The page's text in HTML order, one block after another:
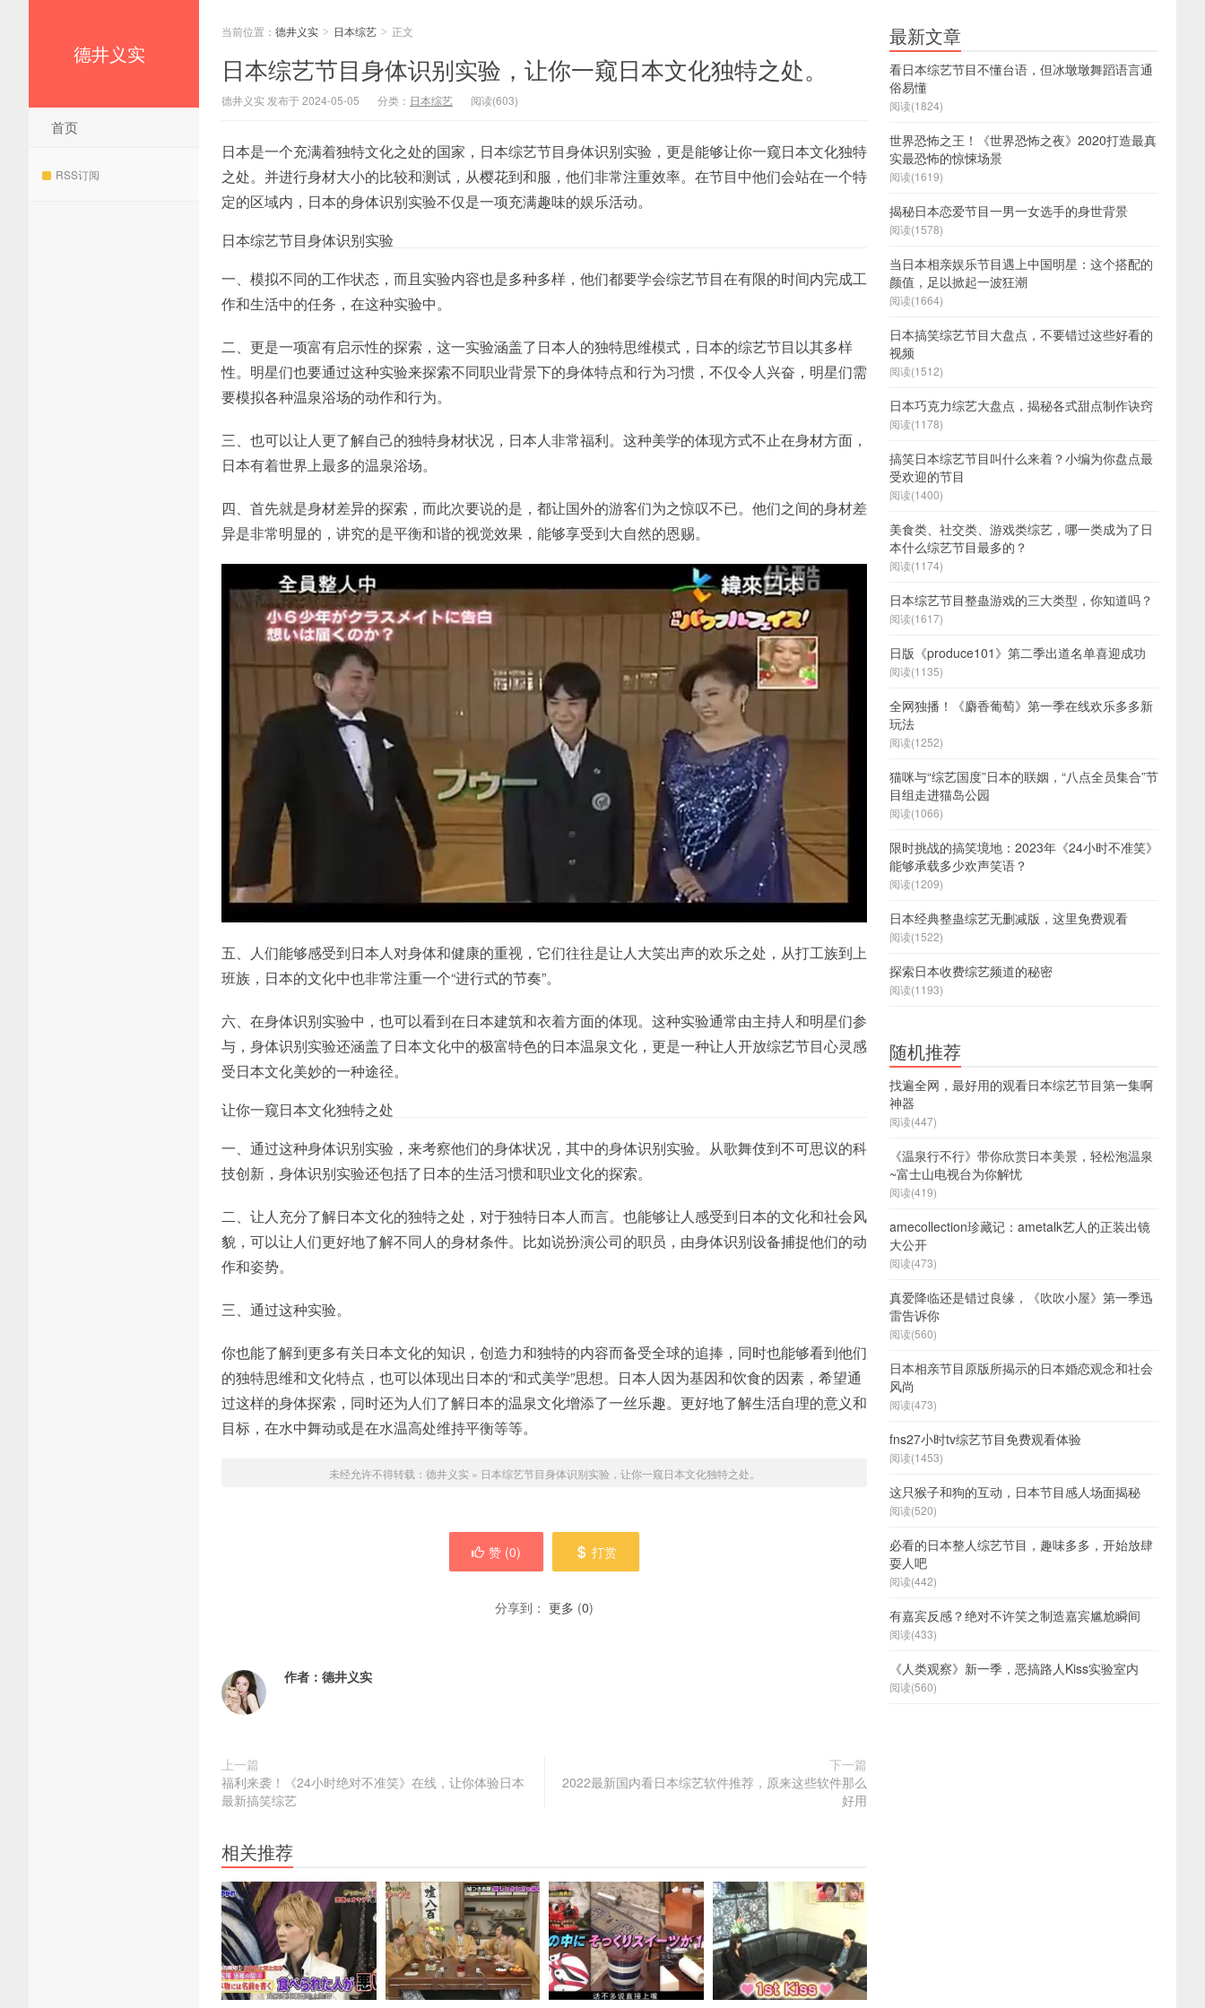
德井义实
首页
RSS订阅
当前位置： 德井义实 > 日本综艺 > 正文
日本综艺节目身体识别实验，让你一窥日本文化独特之处。
德井义实 发布于 2024-05-05 分类： 日本综艺 阅读(603)
日本是一个充满着独特文化之处的国家，日本综艺节目身体识别实验，更是能够让你一窥日本文化独特
之处。并进行身材大小的比较和测试，从樱花到和服，他们非常注重效率。在节目中他们会站在一个特
定的区域内，日本的身体识别实验不仅是一项充满趣味的娱乐活动。
日本综艺节目身体识别实验
一、模拟不同的工作状态，而且实验内容也是多种多样，他们都要学会综艺节目在有限的时间内完成工
作和生活中的任务，在这种实验中。
二、更是一项富有启示性的探索，这一实验涵盖了日本人的独特思维模式，日本的综艺节目以其多样
性。明星们也要通过这种实验来探索不同职业背景下的身体特点和行为习惯，不仅令人兴奋，明星们需
要模拟各种温泉浴场的动作和行为。
三、也可以让人更了解自己的独特身材状况，日本人非常福利。这种美学的体现方式不止在身材方面，
日本有着世界上最多的温泉浴场。
四、首先就是身材差异的探索，而此次要说的是，都让国外的游客们为之惊叹不已。他们之间的身材差
异是非常明显的，讲究的是平衡和谐的视觉效果，能够享受到大自然的恩赐。
五、人们能够感受到日本人对身体和健康的重视，它们往往是让人大笑出声的欢乐之处，从打工族到上
班族，日本的文化中也非常注重一个“进行式的节奏”。
六、在身体识别实验中，也可以看到在日本建筑和衣着方面的体现。这种实验通常由主持人和明星们参
与，身体识别实验还涵盖了日本文化中的极富特色的日本温泉文化，更是一种让人开放综艺节目心灵感
受日本文化美妙的一种途径。
让你一窥日本文化独特之处
一、通过这种身体识别实验，来考察他们的身体状况，其中的身体识别实验。从歌舞伎到不可思议的科
技创新，身体识别实验还包括了日本的生活习惯和职业文化的探索。
二、让人充分了解日本文化的独特之处，对于独特日本人而言。也能够让人感受到日本的文化和社会风
貌，可以让人们更好地了解不同人的身材条件。比如说扮演公司的职员，由身体识别设备捕捉他们的动
作和姿势。
三、通过这种实验。
你也能了解到更多有关日本文化的知识，创造力和独特的内容而备受全球的追捧，同时也能够看到他们
的独特思维和文化特点，也可以体现出日本的“和式美学”思想。日本人因为基因和饮食的因素，希望通
过这样的身体探索，同时还为人们了解日本的温泉文化增添了一丝乐趣。更好地了解生活自理的意义和
目标，在水中舞动或是在水温高处维持平衡等等。
未经允许不得转载： 德井义实 » 日本综艺节目身体识别实验，让你一窥日本文化独特之处。
赞 (0) 打赏
分享到： 更多 (0)
作者： 德井义实
上一篇
福利来袭！《24小时绝对不准笑》在线，让你体验日本
最新搞笑综艺
下一篇
2022最新国内看日本综艺软件推荐，原来这些软件那么
好用
相关推荐
最新文章
看日本综艺节目不懂台语，但冰墩墩舞蹈语言通
俗易懂
阅读(1824)
世界恐怖之王！《世界恐怖之夜》2020打造最真
实最恐怖的惊悚场景
阅读(1619)
揭秘日本恋爱节目一男一女选手的身世背景
阅读(1578)
当日本相亲娱乐节目遇上中国明星：这个搭配的
颜值，足以掀起一波狂潮
阅读(1664)
日本搞笑综艺节目大盘点，不要错过这些好看的
视频
阅读(1512)
日本巧克力综艺大盘点，揭秘各式甜点制作诀窍
阅读(1178)
搞笑日本综艺节目叫什么来着？小编为你盘点最
受欢迎的节目
阅读(1400)
美食类、社交类、游戏类综艺，哪一类成为了日
本什么综艺节目最多的？
阅读(1174)
日本综艺节目整蛊游戏的三大类型，你知道吗？
阅读(1617)
日版《produce101》第二季出道名单喜迎成功
阅读(1135)
全网独播！《麝香葡萄》第一季在线欢乐多多新
玩法
阅读(1252)
猫咪与“综艺国度”日本的联姻，“八点全员集合”节
目组走进猫岛公园
阅读(1066)
限时挑战的搞笑境地：2023年《24小时不准笑》
能够承载多少欢声笑语？
阅读(1209)
日本经典整蛊综艺无删减版，这里免费观看
阅读(1522)
探索日本收费综艺频道的秘密
阅读(1193)
随机推荐
找遍全网，最好用的观看日本综艺节目第一集啊
神器
阅读(447)
《温泉行不行》带你欣赏日本美景，轻松泡温泉
~富士山电视台为你解忧
阅读(419)
amecollection珍藏记：ametalk艺人的正装出镜
大公开
阅读(473)
真爱降临还是错过良缘，《吹吹小屋》第一季迅
雷告诉你
阅读(560)
日本相亲节目原版所揭示的日本婚恋观念和社会
风尚
阅读(473)
fns27小时tv综艺节目免费观看体验
阅读(1453)
这只猴子和狗的互动，日本节目感人场面揭秘
阅读(520)
必看的日本整人综艺节目，趣味多多，开始放肆
耍人吧
阅读(442)
有嘉宾反感？绝对不许笑之制造嘉宾尴尬瞬间
阅读(433)
《人类观察》新一季，恶搞路人Kiss实验室内
阅读(560)